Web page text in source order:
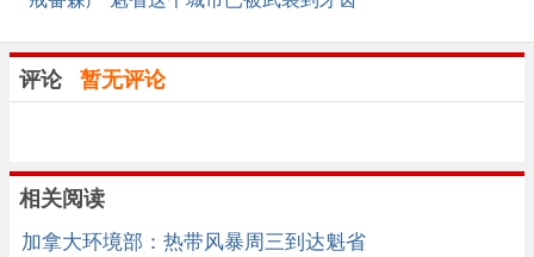
评论 暂无评论
相关阅读
加拿大环境部：热带风暴周三到达魁省